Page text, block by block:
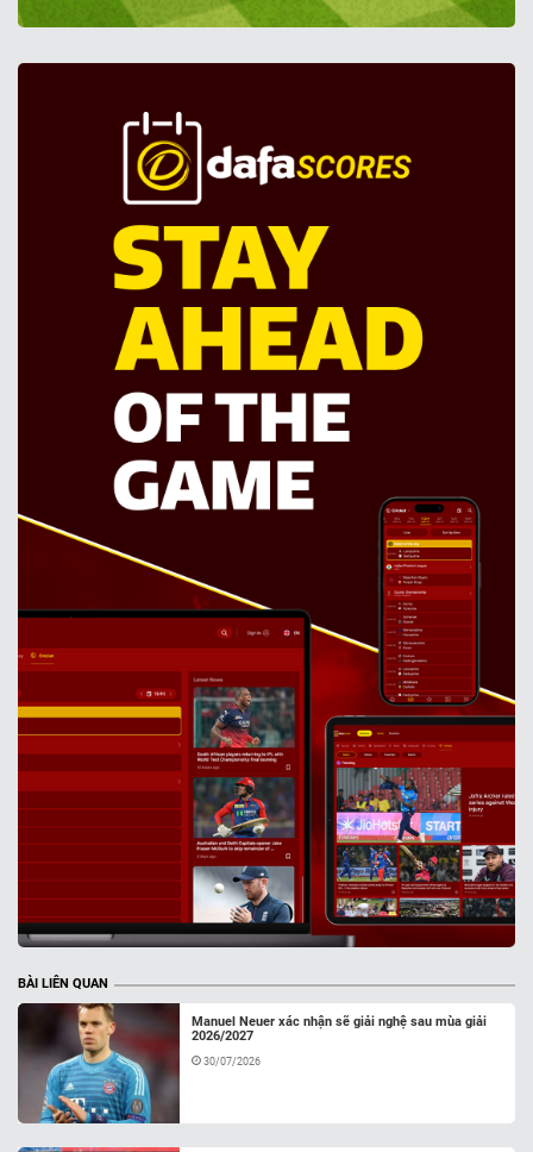
BÀI LIÊN QUAN
Manuel Neuer xác nhận sẽ giải nghệ sau mùa giải
2026/2027
30/07/2026